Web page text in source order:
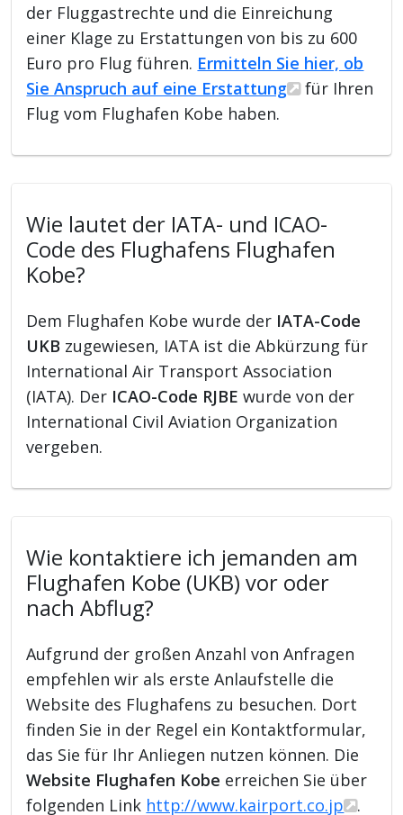
der Fluggastrechte und die Einreichung
einer Klage zu Erstattungen von bis zu 600
Euro pro Flug führen. Ermitteln Sie hier, ob
Sie Anspruch auf eine Erstattung
für Ihren
Flug vom Flughafen Kobe haben.
Wie lautet der IATA- und ICAO-
Code des Flughafens Flughafen
Kobe?
Dem Flughafen Kobe wurde der IATA-Code
UKB zugewiesen, IATA ist die Abkürzung für
International Air Transport Association
(IATA). Der ICAO-Code RJBE wurde von der
International Civil Aviation Organization
vergeben.
Wie kontaktiere ich jemanden am
Flughafen Kobe (UKB) vor oder
nach Abflug?
Aufgrund der großen Anzahl von Anfragen
empfehlen wir als erste Anlaufstelle die
Website des Flughafens zu besuchen. Dort
finden Sie in der Regel ein Kontaktformular,
das Sie für Ihr Anliegen nutzen können. Die
Website Flughafen Kobe erreichen Sie über
folgenden Link http://www.kairport.co.jp .